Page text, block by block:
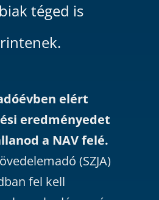
téged is
elért
eredményedet
a NAV felé.
(SZJA)
fel kell